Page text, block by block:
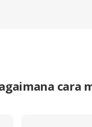
cara